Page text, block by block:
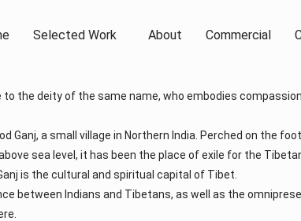
Selected Work About Commercial
the deity of the same name, who embodies
Ganj, a small village in Northern India. Perched on the
sea level, it has been the place of exile for the
is the cultural and spiritual capital of Tibet.
between Indians and Tibetans, as well as the